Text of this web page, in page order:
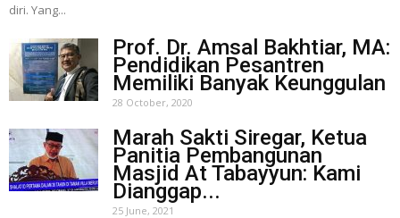
diri. Yang...
Prof. Dr. Amsal Bakhtiar, MA:
Pendidikan Pesantren
Memiliki Banyak Keunggulan
28 October, 2020
Marah Sakti Siregar, Ketua
Panitia Pembangunan
Masjid At Tabayyun: Kami
Dianggap...
25 June, 2021